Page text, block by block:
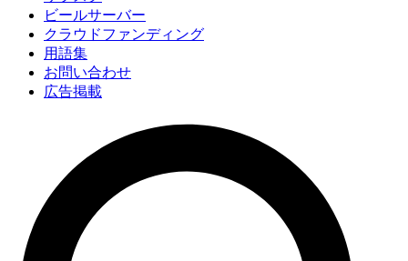
ビールサーバー
クラウドファンディング
用語集
お問い合わせ
広告掲載